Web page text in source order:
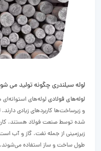
لوله سیلندری چگونه تولید می
لوله‌های فولادیلوله‌های
و زیرساخت‌ها کاربردهای زیادی دارند.
شده توسط صنعت فولاد هستند.
زیرزمینی از جمله نفت، گاز و آب
طول ساخت و ساز استفاده می‌شوند.